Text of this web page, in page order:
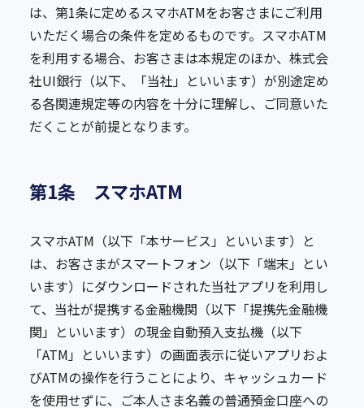
は、第1条に定めるスマホATMをお客さまにご利用
いただく場合の条件を定めるものです。スマホATM
を利用する場合、お客さまは本規定のほか、株式会
社UI銀行（以下、「当社」といいます）が別途定め
る各関連規定等の内容を十分に理解し、ご同意いた
だくことが前提となります。
第1条 スマホATM
スマホATM（以下「本サービス」といいます）と
は、お客さまがスマートフォン（以下「端末」とい
います）にダウンロードされた当社アプリを利用し
て、当社が提携する金融機関（以下「提携先金融機
関」といいます）の現金自動預入支払機（以下
「ATM」といいます）の画面表示に従いアプリおよ
びATMの操作を行うことにより、キャッシュカード
を使用せずに、ご本人さま名義の普通預金口座への